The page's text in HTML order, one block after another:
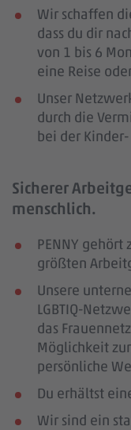
Wir schaffen
dass du dir
von 1 bis 6
eine Reise
Unser
durch die
bei der
Sicherer
menschlich.
PENNY gehört
größten
Unsere
LGBTIQ-
das
Möglichkeit
persönliche
Du erhältst
Wir sind ein